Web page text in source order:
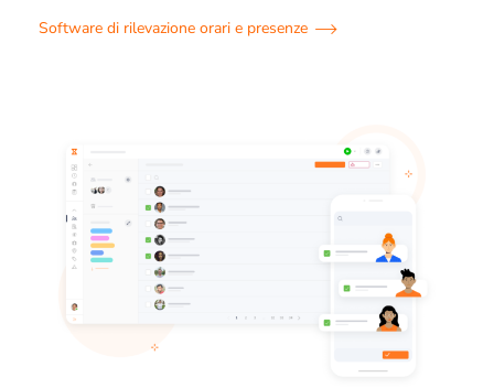
Software di rilevazione orari e presenze